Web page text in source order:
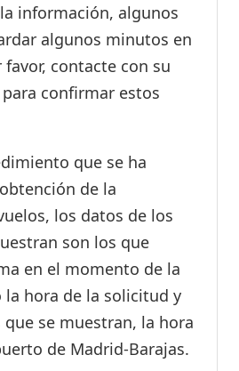
información, algunos
algunos minutos en
favor, contacte con su
confirmar estos
que se ha
de la
los datos de los
son los que
en el momento de la
hora de la solicitud y
se muestran, la hora
de Madrid-Barajas.